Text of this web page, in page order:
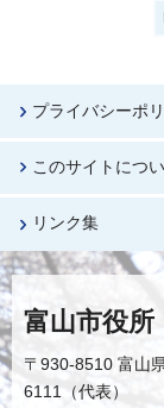
プライバシーポ
このサイトにつ
リンク集
富山市役所
〒930-8510 富山
6111（代表）